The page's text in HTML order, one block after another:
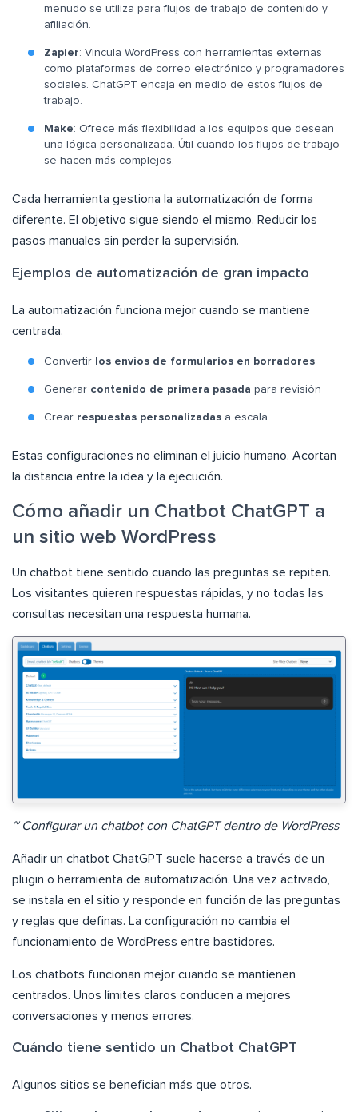
menudo se utiliza para flujos de trabajo de contenido y
afiliación.
Zapier: Vincula WordPress con herramientas externas
como plataformas de correo electrónico y programadores
sociales. ChatGPT encaja en medio de estos flujos de
trabajo.
Make: Ofrece más flexibilidad a los equipos que desean
una lógica personalizada. Útil cuando los flujos de trabajo
se hacen más complejos.
Cada herramienta gestiona la automatización de forma
diferente. El objetivo sigue siendo el mismo. Reducir los
pasos manuales sin perder la supervisión.
Ejemplos de automatización de gran impacto
La automatización funciona mejor cuando se mantiene
centrada.
Convertir los envíos de formularios en borradores
Generar contenido de primera pasada para revisión
Crear respuestas personalizadas a escala
Estas configuraciones no eliminan el juicio humano. Acortan
la distancia entre la idea y la ejecución.
Cómo añadir un Chatbot ChatGPT a
un sitio web WordPress
Un chatbot tiene sentido cuando las preguntas se repiten.
Los visitantes quieren respuestas rápidas, y no todas las
consultas necesitan una respuesta humana.
~ Configurar un chatbot con ChatGPT dentro de WordPress
Añadir un chatbot ChatGPT suele hacerse a través de un
plugin o herramienta de automatización. Una vez activado,
se instala en el sitio y responde en función de las preguntas
y reglas que definas. La configuración no cambia el
funcionamiento de WordPress entre bastidores.
Los chatbots funcionan mejor cuando se mantienen
centrados. Unos límites claros conducen a mejores
conversaciones y menos errores.
Cuándo tiene sentido un Chatbot ChatGPT
Algunos sitios se benefician más que otros.